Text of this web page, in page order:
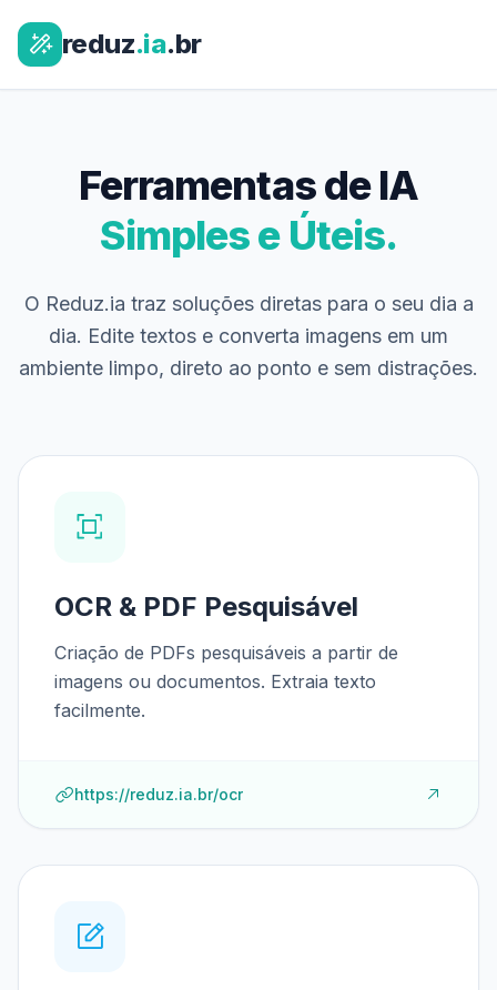
reduz.ia.br
Ferramentas de IA
Simples e Úteis.
O Reduz.ia traz soluções diretas para o seu dia a
dia. Edite textos e converta imagens em um
ambiente limpo, direto ao ponto e sem distrações.
OCR & PDF Pesquisável
Criação de PDFs pesquisáveis a partir de
imagens ou documentos. Extraia texto
facilmente.
https://reduz.ia.br/ocr